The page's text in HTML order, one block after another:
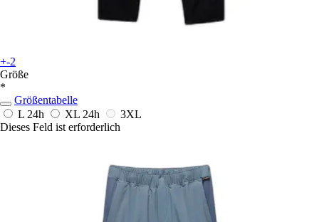
+-2
Größe
*
Größentabelle
L 24h XL 24h
3XL
Dieses Feld ist erforderlich